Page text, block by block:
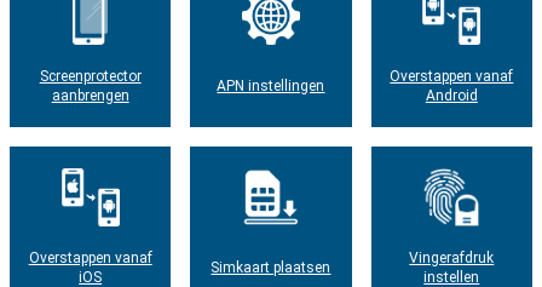
Screenprotector
aanbrengen
APN instellingen
Overstappen vanaf
Android
Overstappen vanaf
iOS
Simkaart plaatsen
Vingerafdruk
instellen